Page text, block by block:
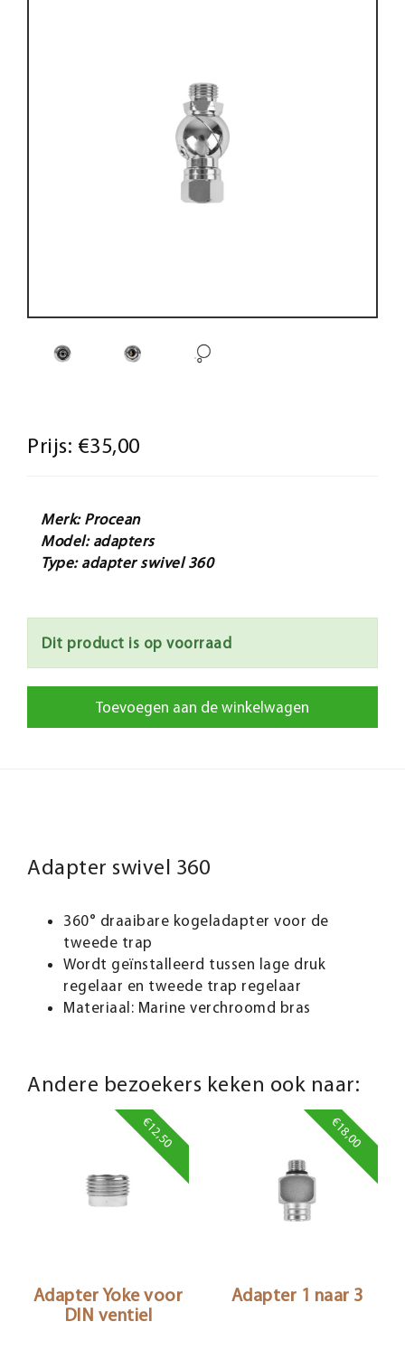
Prijs: €35,00
Merk: Procean
Model: adapters
Type: adapter swivel 360
Dit product is op voorraad
Toevoegen aan de winkelwagen
Adapter swivel 360
360° draaibare kogeladapter voor de
tweede trap
Wordt geïnstalleerd tussen lage druk
regelaar en tweede trap regelaar
Materiaal: Marine verchroomd bras
Andere bezoekers keken ook naar:
€12,50
Adapter Yoke voor
DIN ventiel
€18,00
Adapter 1 naar 3